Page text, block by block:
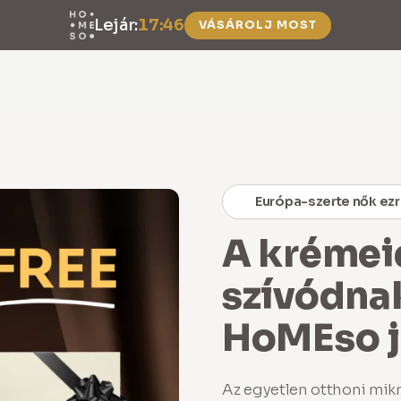
-et, és minden szérum utántöltőt 50% kedvezménnyel kapsz.
Lejár:17:46 VÁSÁROLJ MOST
Európa-szerte nők
A
HoMEso
Az egyetlen otthoni